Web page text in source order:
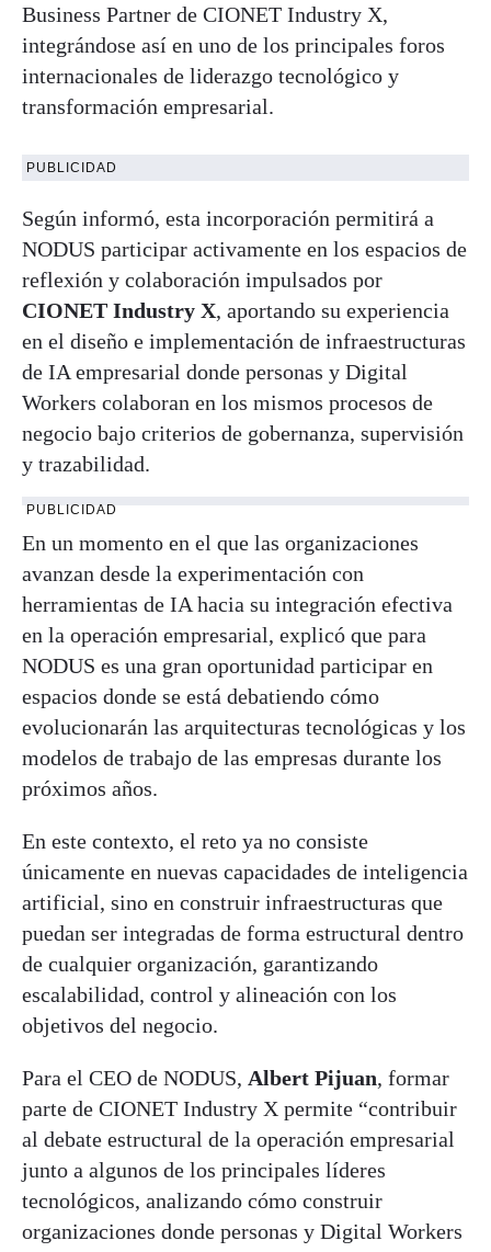
Business Partner de CIONET Industry X,
integrándose así en uno de los principales foros
internacionales de liderazgo tecnológico y
transformación empresarial.
PUBLICIDAD
Según informó, esta incorporación permitirá a
NODUS participar activamente en los espacios de
reflexión y colaboración impulsados por
CIONET Industry X, aportando su experiencia
en el diseño e implementación de infraestructuras
de IA empresarial donde personas y Digital
Workers colaboran en los mismos procesos de
negocio bajo criterios de gobernanza, supervisión
y trazabilidad.
PUBLICIDAD
En un momento en el que las organizaciones
avanzan desde la experimentación con
herramientas de IA hacia su integración efectiva
en la operación empresarial, explicó que para
NODUS es una gran oportunidad participar en
espacios donde se está debatiendo cómo
evolucionarán las arquitecturas tecnológicas y los
modelos de trabajo de las empresas durante los
próximos años.
En este contexto, el reto ya no consiste
únicamente en nuevas capacidades de inteligencia
artificial, sino en construir infraestructuras que
puedan ser integradas de forma estructural dentro
de cualquier organización, garantizando
escalabilidad, control y alineación con los
objetivos del negocio.
Para el CEO de NODUS, Albert Pijuan, formar
parte de CIONET Industry X permite “contribuir
al debate estructural de la operación empresarial
junto a algunos de los principales líderes
tecnológicos, analizando cómo construir
organizaciones donde personas y Digital Workers